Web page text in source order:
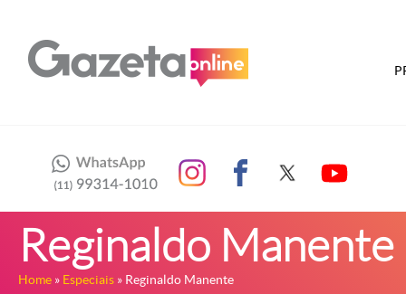
Reginaldo Manente
Home » Especiais » Reginaldo Manente